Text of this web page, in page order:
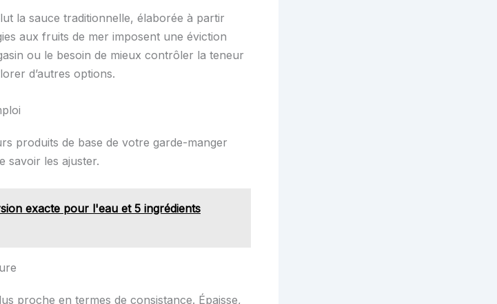
la sauce traditionnelle, élaborée à partir
aux fruits de mer imposent une éviction
ou le besoin de mieux contrôler la teneur
d’autres options.
produits de base de votre garde-manger
savoir les ajuster.
exacte pour l'eau et 5 ingrédients
proche en termes de consistance. Épaisse,